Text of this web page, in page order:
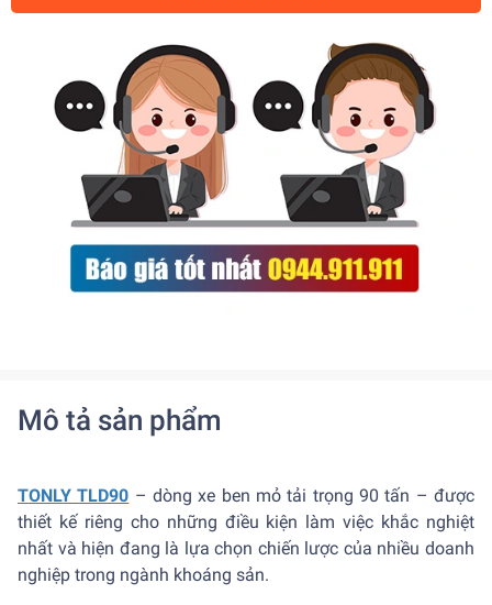
Mô tả sản phẩm
TONLY TLD90 – dòng xe ben mỏ tải trọng 90 tấn – được
thiết kế riêng cho những điều kiện làm việc khắc nghiệt
nhất và hiện đang là lựa chọn chiến lược của nhiều doanh
nghiệp trong ngành khoáng sản.